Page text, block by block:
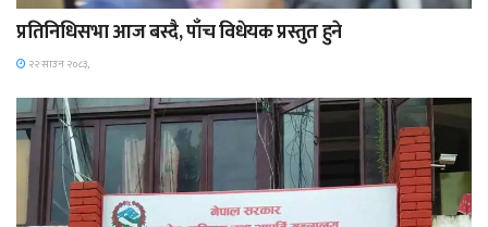
प्रतिनिधिसभा आज बस्दै, पाँच विधेयक प्रस्तुत हुने
२२ साउन २०८३,